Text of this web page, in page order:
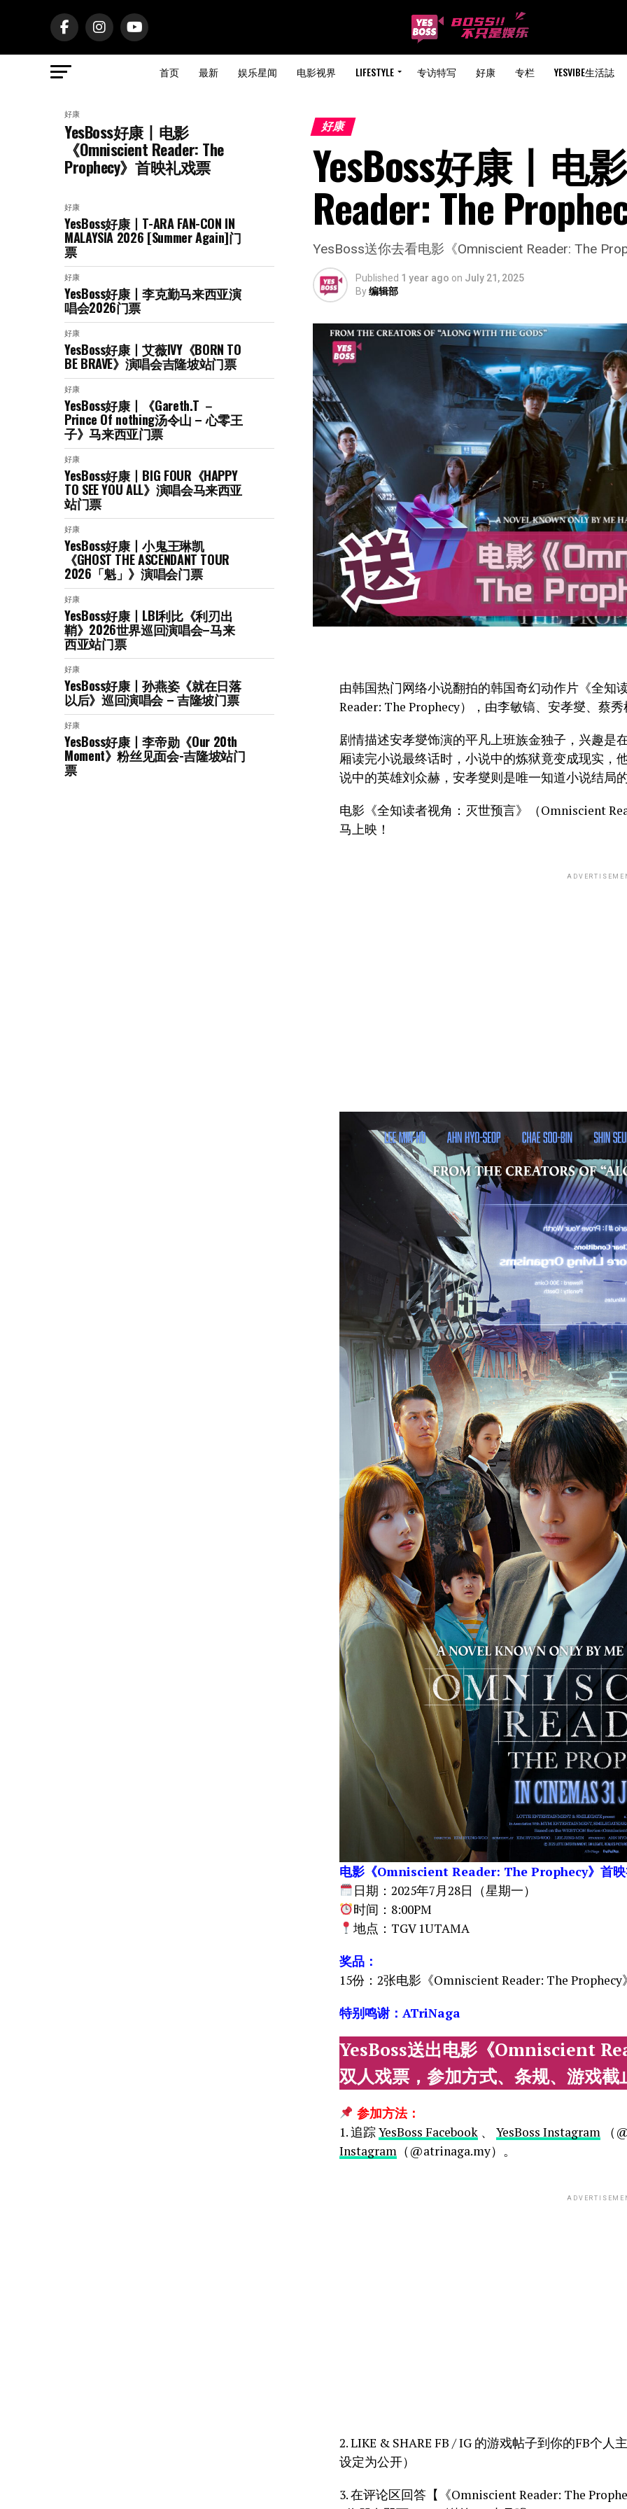
首页 最新 娱乐星闻 电影视界 LIFESTYLE 专访特写 好康 专栏 YESVIBE生活誌
好康
YesBoss好康丨电影
《Omniscient Reader: The
Prophecy》首映礼戏票
好康
YesBoss好康丨T-ARA FAN-CON IN
MALAYSIA 2026 [Summer Again]门
票
好康
YesBoss好康丨李克勤马来西亚演
唱会2026门票
好康
YesBoss好康丨艾薇IVY《BORN TO
BE BRAVE》演唱会吉隆坡站门票
好康
YesBoss好康丨《Gareth.T －
Prince Of nothing汤令山 – 心零王
子》马来西亚门票
好康
YesBoss好康丨BIG FOUR《HAPPY
TO SEE YOU ALL》演唱会马来西亚
站门票
好康
YesBoss好康丨小鬼王琳凯
《GHOST THE ASCENDANT TOUR
2026「魁」》演唱会门票
好康
YesBoss好康丨LBI利比《利刃出
鞘》2026世界巡回演唱会–马来
西亚站门票
好康
YesBoss好康丨孙燕姿《就在日落
以后》巡回演唱会 – 吉隆坡门票
好康
YesBoss好康丨李帝勋《Our 20th
Moment》粉丝见面会-吉隆坡站门
票
好康
YesBoss好康丨电
Reader: The
YesBoss送你去看电影《Omniscient Reader: The
Published 1 year ago on July 21, 2025
By编辑部
由韩国热门网络小说翻拍的韩国奇幻动作片《全知
Reader: The Prophecy），由李敏镐、安孝燮、蔡
剧情描述安孝燮饰演的平凡上班族金独子，兴趣是
厢读完小说最终话时，小说中的炼狱竟变成现实，
说中的英雄刘众赫，安孝燮则是唯一知道小说结局
电影《全知读者视角：灭世预言》（Omniscient
马上映！
电影《Omniscient Reader: The Prophecy》首
日期：2025年7月28日（星期一）
时间：8:00PM
地点：TGV 1UTAMA
奖品：
15份：2张电影《Omniscient Reader: The
特别鸣谢：ATriNaga
YesBoss送出电影《Omniscient
双人戏票，参加方式、条规、游戏截
参加方法：
1. 追踪YesBoss Facebook 、 YesBoss Instagram （
Instagram （@atrinaga.my）。
2. LIKE & SHARE FB / IG 的游戏帖子到你的FB个
设定为公开）
3. 在评论区回答【《Omniscient Reader: The